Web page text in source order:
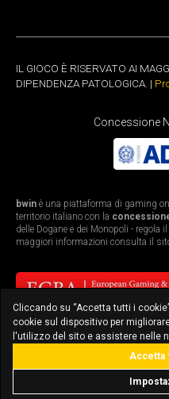
IL GIOCO È RISERVATO AI
DIPENDENZA PATOLOGICA. |
Concessione
bwin è una piattaforma di gaming
territorio italiano con la
delle Dogane e dei Monopoli -
maggiori informazioni consulta il
bonus fino a
Cliccando su “Accetta tutti i
cookie sul dispositivo per
l'utilizzo del sito e assistere nelle
Accetta